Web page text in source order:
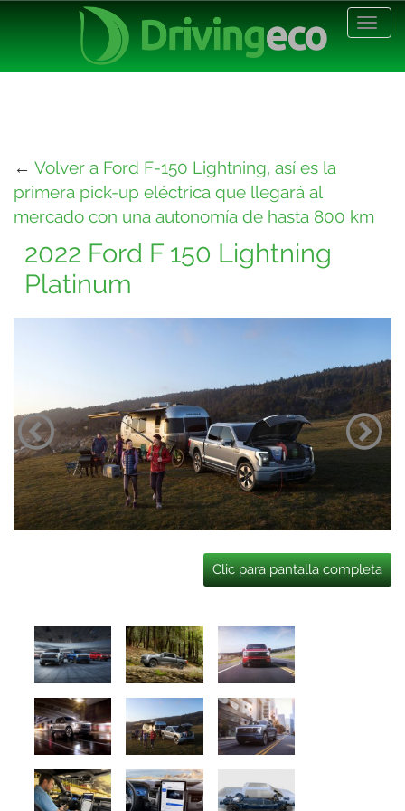
← Volver a Ford F-150 Lightning, así es la
primera pick-up eléctrica que llegará al
mercado con una autonomía de hasta 800 km
2022 Ford F 150 Lightning
Platinum
Clic para pantalla completa